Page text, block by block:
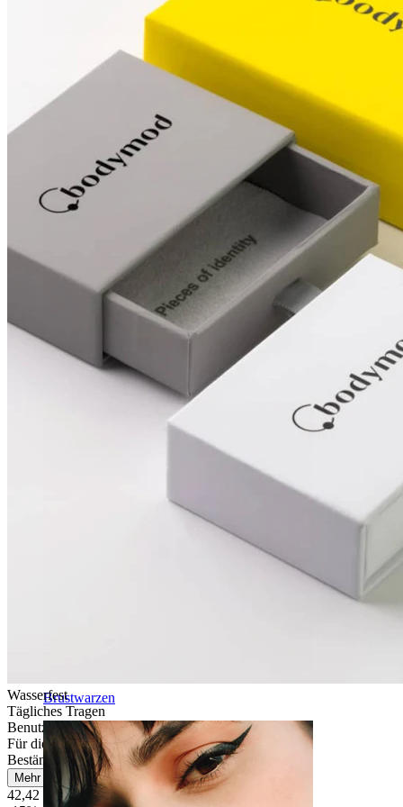
Bauchnabel
Brustwarzen
Wasserfest
Tägliches Tragen
Benutzerfreundlich
Für die meisten Hauttypen
Beständig
Mehr lesen
42,42 €
49,90 €